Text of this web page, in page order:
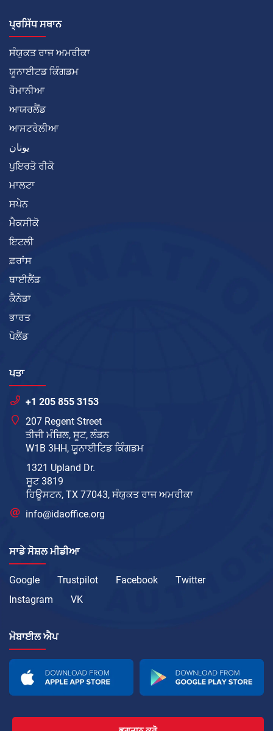
ਪ੍ਰਸਿੱਧ ਸਥਾਨ
ਸੰਯੁਕਤ ਰਾਜ ਅਮਰੀਕਾ
ਯੂਨਾਈਟਡ ਕਿੰਗਡਮ
ਰੋਮਾਨੀਆ
ਆਯਰਲੈਂਡ
ਆਸਟਰੇਲੀਆ
يونان
ਪੁਇਰਤੋ ਰੀਕੋ
ਮਾਲਟਾ
ਸਪੇਨ
ਮੈਕਸੀਕੋ
ਇਟਲੀ
ਫ਼ਰਾਂਸ
ਥਾਈਲੈਂਡ
ਕੈਨੇਡਾ
ਭਾਰਤ
ਪੋਲੈਂਡ
ਪਤਾ
+1 205 855 3153
207 Regent Street
ਤੀਜੀ ਮੰਜ਼ਿਲ, ਸੂਟ, ਲੰਡਨ
W1B 3HH, ਯੂਨਾਈਟਿਡ ਕਿੰਗਡਮ
1321 Upland Dr.
ਸੂਟ 3819
ਹਿਊਸਟਨ, TX 77043, ਸੰਯੁਕਤ ਰਾਜ ਅਮਰੀਕਾ
info@idaoffice.org
ਸਾਡੇ ਸੋਸ਼ਲ ਮੀਡੀਆ
Google Trustpilot Facebook
Twitter
Instagram
VK
ਮੋਬਾਈਲ ਐਪ